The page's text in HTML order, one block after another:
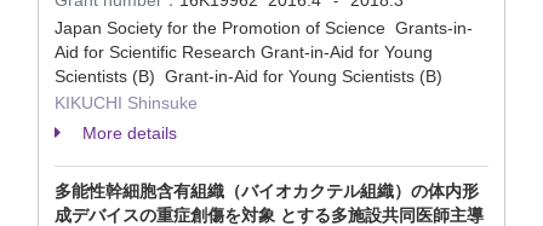
Japan Society for the Promotion of Science Grants-in-
Aid for Scientific Research Grant-in-Aid for Young
Scientists (B) Grant-in-Aid for Young Scientists (B)
KIKUCHI Shinsuke
More details
多能性幹細胞含有組織（バイオカクテル組織）の体内形
成デバイスの重症創傷を対象 とする多施設共同医師主導